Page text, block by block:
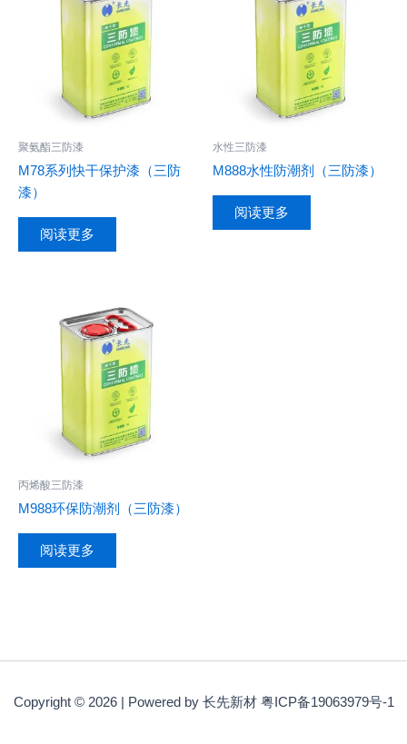
聚氨酯三防漆
M78系列快干保护漆（三防
漆）
阅读更多
水性三防漆
M888水性防潮剂（三防漆）
阅读更多
丙烯酸三防漆
M988环保防潮剂（三防漆）
阅读更多
Copyright © 2026 | Powered by 长先新材 粤ICP备19063979号-1